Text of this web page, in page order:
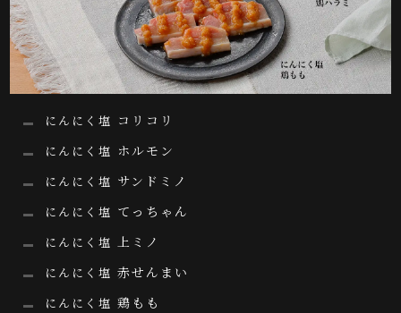
にんにく塩 コリコリ
にんにく塩 ホルモン
にんにく塩 サンドミノ
にんにく塩 てっちゃん
にんにく塩 上ミノ
にんにく塩 赤せんまい
にんにく塩 鶏もも